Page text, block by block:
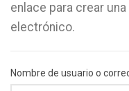
enlace para crear
electrónico.
Nombre de usuario o